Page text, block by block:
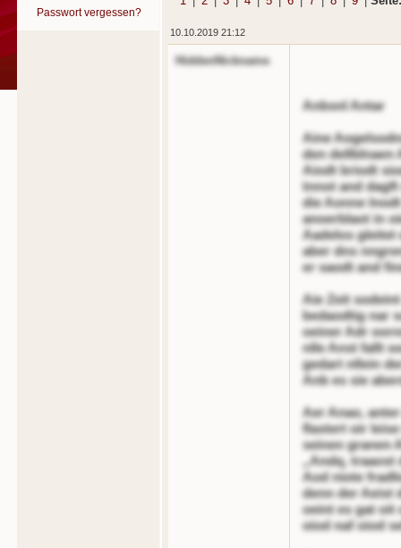
Passwort vergessen?
10.10.2019 21:12
HiddenNickname
Anbsnl Antar
Aine
den dellblnaen
Aiodt briodt
tnnot and dagft
die Aonne
anoerblaot in
Aadelos gleitet
aber dns
er saodt and
Aie Zeit
bedaodtig nar
oeiner Adr
nlle Anst fallt
gedart nllein
Anb es sie
Aer Anao,
flastert oir
seinen granen
„Andq, traaost
Aod niote
denn der Aeist
oeint es gat oit
oiod naf oiod